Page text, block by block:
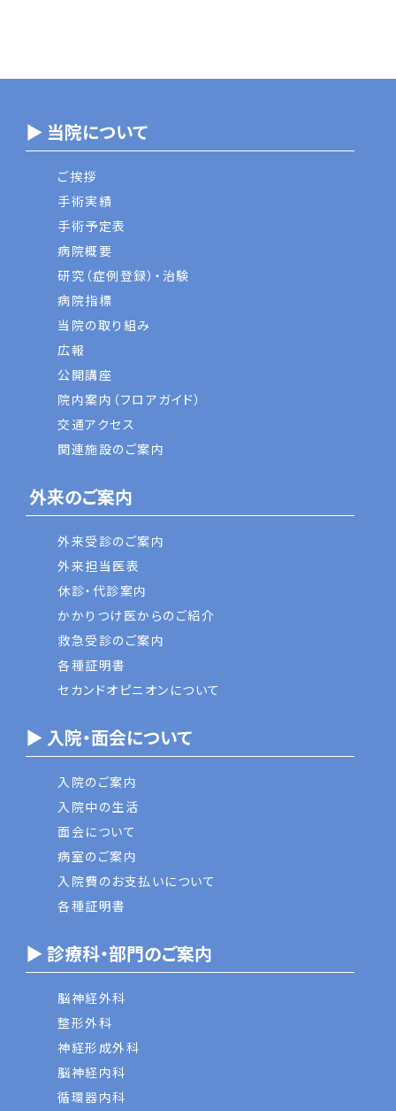
▶ 当院について
ご挨拶
手術実績
手術予定表
病院概要
研究（症例登録）・治験
病院指標
当院の取り組み
広報
公開講座
院内案内（フロアガイド）
交通アクセス
関連施設のご案内
外来のご案内
外来受診のご案内
外来担当医表
休診・代診案内
かかりつけ医からのご紹介
救急受診のご案内
各種証明書
セカンドオピニオンについて
▶ 入院・面会について
入院のご案内
入院中の生活
面会について
病室のご案内
入院費のお支払いについて
各種証明書
▶ 診療科・部門のご案内
脳神経外科
整形外科
神経形成外科
脳神経内科
循環器内科